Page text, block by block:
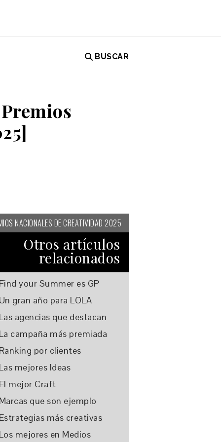
BUSCAR
NACIONALES DE CREATIVIDAD 2025
Otros artículos
relacionados
Find your Summer es GP
Un gran año para LOLA
Las agencias que destacan
La campaña más premiada
Ranking por clientes
Las mejores Ideas
El mejor Craft
Marcas que son ejemplo
Estrategias más creativas
Los mejores en Medios